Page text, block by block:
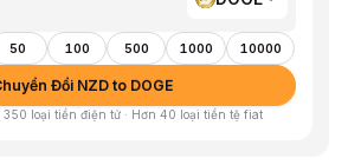
50 100 500 1000 10000
Đổi NZD to DOGE
350 loại tiền điện tử · Hơn 40 loại tiền tệ fiat